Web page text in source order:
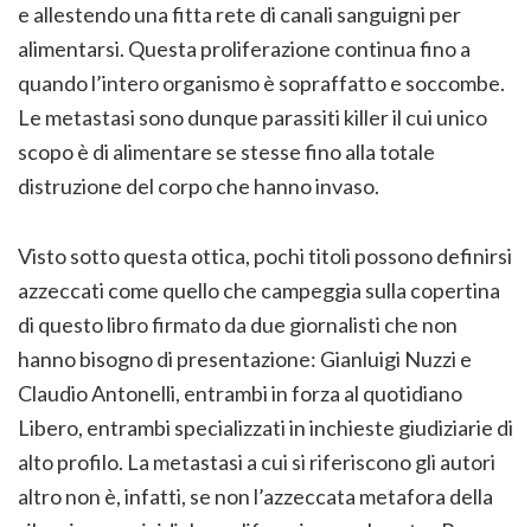
e allestendo una fitta rete di canali sanguigni per
alimentarsi. Questa proliferazione continua fino a
quando l’intero organismo è sopraffatto e soccombe.
Le metastasi sono dunque parassiti killer il cui unico
scopo è di alimentare se stesse fino alla totale
distruzione del corpo che hanno invaso.
Visto sotto questa ottica, pochi titoli possono definirsi
azzeccati come quello che campeggia sulla copertina
di questo libro firmato da due giornalisti che non
hanno bisogno di presentazione: Gianluigi Nuzzi e
Claudio Antonelli, entrambi in forza al quotidiano
Libero, entrambi specializzati in inchieste giudiziarie di
alto profilo. La metastasi a cui si riferiscono gli autori
altro non è, infatti, se non l’azzeccata metafora della